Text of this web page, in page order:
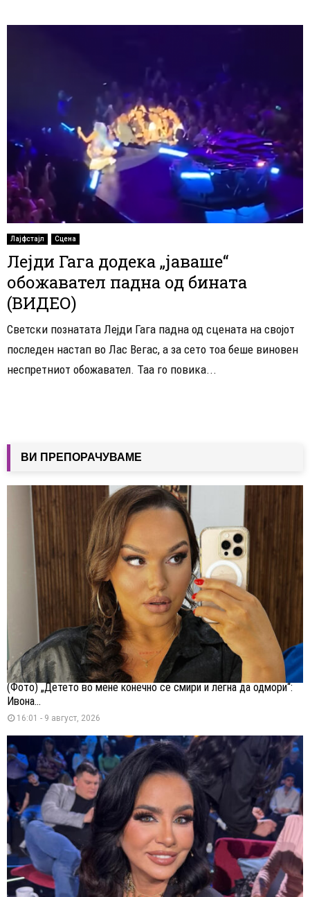
Лајфстајл Сцена
Лејди Гага додека „јаваше“
обожавател падна од бината
(ВИДЕО)
Светски познатата Лејди Гага падна од сцената на својот
последен настап во Лас Вегас, а за сето тоа беше виновен
неспретниот обожавател. Таа го повика...
ВИ ПРЕПОРАЧУВАМЕ
(Фото) „Детето во мене конечно се смири и легна да одмори“:
Ивона...
16:01 - 9 август, 2026